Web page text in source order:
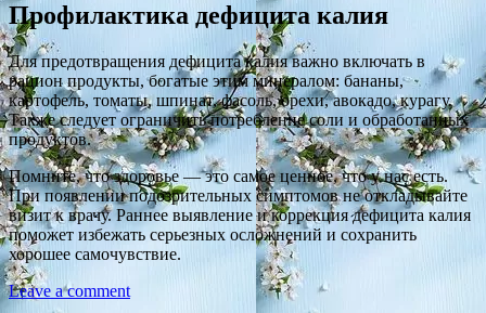
Профилактика дефицита калия
Для предотвращения дефицита калия важно включать в
рацион продукты, богатые этим минералом: бананы,
картофель, томаты, шпинат, фасоль, орехи, авокадо, курагу.
Также следует ограничить потребление соли и обработанных
продуктов.
Помните, что здоровье — это самое ценное, что у нас есть.
При появлении подозрительных симптомов не откладывайте
визит к врачу. Раннее выявление и коррекция дефицита калия
поможет избежать серьезных осложнений и сохранить
хорошее самочувствие.
Leave a comment